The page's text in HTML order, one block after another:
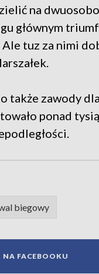
na
głównym
tuz za nimi
także zawody
ponad
biegowy
NA FACEBOOKU